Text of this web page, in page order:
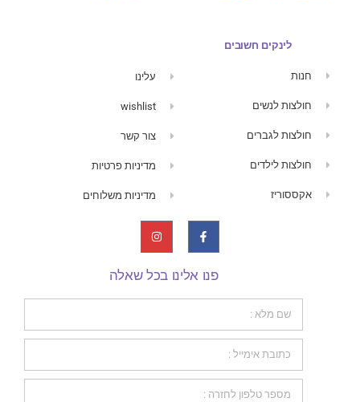
לינקים חשובים
חנות
חולצות לנשים
חולצות לגברים
חולצות לילדים
אקססוריז
עלינו
wishlist
צור קשר
מדיניות פרטיות
מדיניות משלוחים
פנו אלינו בכל שאלה